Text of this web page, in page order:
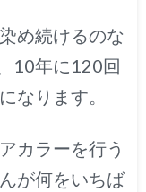
め続けるのな
10年に120回
なります。
カラーを行う
が何をいちば